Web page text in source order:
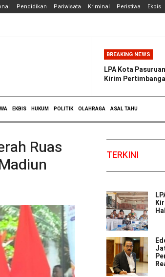
Pendidikan Pariwisata Kriminal Peristiwa Ekbis
BREAKING NEWS
LPA Kota
Kirim
EKBIS HUKUM POLITIK OLAHRAGA ASAL TAHU
Ruas
TERKINI